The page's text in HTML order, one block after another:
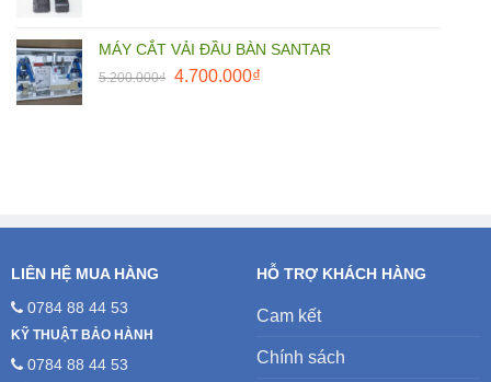
MÁY CẮT VẢI ĐẦU BÀN SANTAR
5.200.000₫ Giá
4.700.000₫Giá
LIÊN HỆ MUA HÀNG
0784 88 44 53
KỸ THUẬT BẢO HÀNH
0784 88 44 53
HỖ TRỢ KHÁCH HÀNG
Cam kết
Chính sách